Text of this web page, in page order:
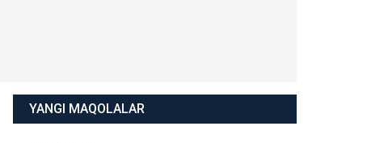
YANGI MAQOLALAR